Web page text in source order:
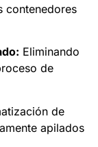
contenedores
Eliminando
de
de
apilados